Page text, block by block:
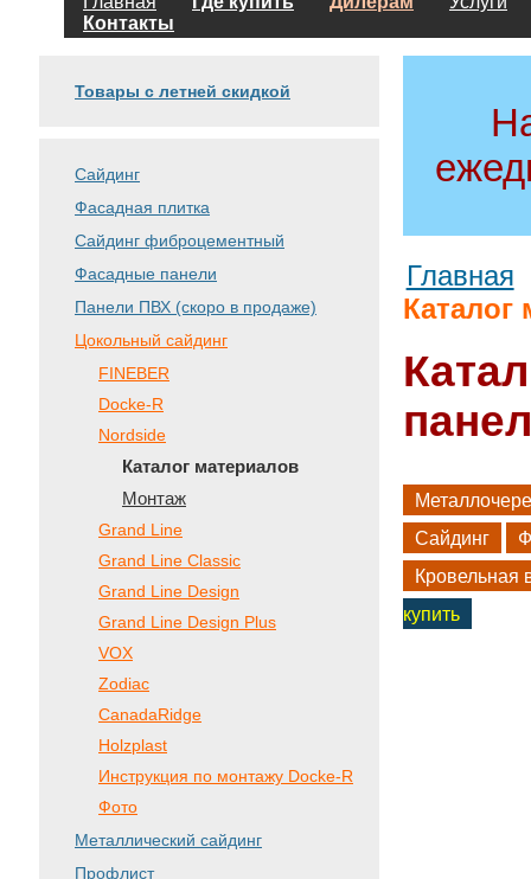
Контакты
Товары с летней скидкой
Сайдинг
Фасадная плитка
Сайдинг фиброцементный
Фасадные панели
Панели ПВХ (скоро в продаже)
Цокольный сайдинг
FINEBER
Docke-R
Nordside
Каталог материалов
Монтаж
Grand Line
Grand Line Classic
Grand Line Design
Grand Line Design Plus
VOX
Zodiac
CanadaRidge
Holzplast
Инструкция по монтажу Docke-R
Фото
Металлический сайдинг
Профлист
Главная
Каталог
Сайдинг
Кровельная
купить